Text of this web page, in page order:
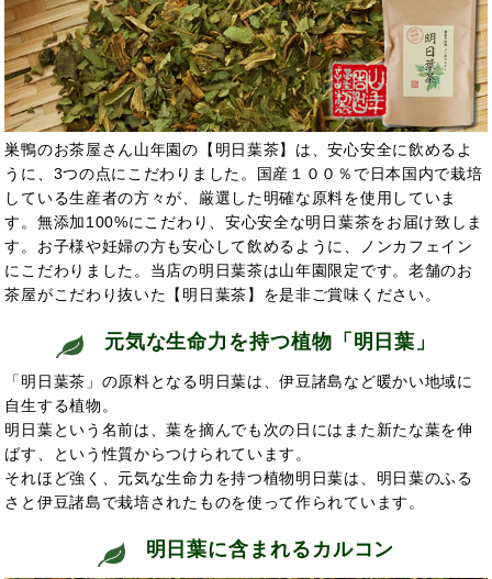
巣鴨のお茶屋さん山年園の【明日葉茶】は、安心安全に飲めるよ
うに、3つの点にこだわりました。国産１００％で日本国内で栽培
している生産者の方々が、厳選した明確な原料を使用していま
す。無添加100%にこだわり、安心安全な明日葉茶をお届け致しま
す。お子様や妊婦の方も安心して飲めるように、ノンカフェイン
にこだわりました。当店の明日葉茶は山年園限定です。老舗のお
茶屋がこだわり抜いた【明日葉茶】を是非ご賞味ください。
元気な生命力を持つ植物「明日葉」
「明日葉茶」の原料となる明日葉は、伊豆諸島など暖かい地域に
自生する植物。
明日葉という名前は、葉を摘んでも次の日にはまた新たな葉を伸
ばす、という性質からつけられています。
それほど強く、元気な生命力を持つ植物明日葉は、明日葉のふる
さと伊豆諸島で栽培されたものを使って作られています。
明日葉に含まれるカルコン